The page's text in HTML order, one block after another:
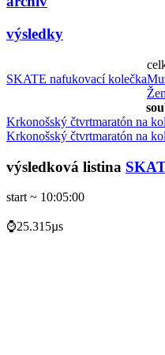
výsledky
SKATE nafukovací kolečka
Krkonošský čtvrtmaratón na
Krkonošský čtvrtmaratón na
výsledková listina
start ~ 10:05:00
⌚25.315µs